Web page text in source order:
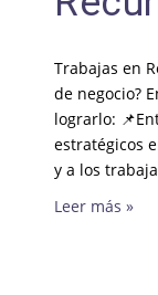
Trabajas en
de negocio?
lograrlo:
estratégicos
y a los
Leer más »